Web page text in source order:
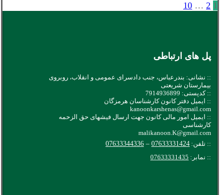
صفحه‌بندی
1
2
…
10
پل های ارتباطی
:: نشانی: بندرعباس، جنب دادسرای عمومی و انقلاب، روبروی
بیمارستان شریعتی
:: کدپستی: 7914936899
:: ایمیل دفتر کانون کارشناسان هرمزگان
kanoonkarshenas@gmail.com
:: ایمیل امور مالی کانون جهت ارسال فیشهای حق الزحمه
کارشناسی
malikanoon.K@gmail.com
:: تلفن: 07633331424
–
07633344336
:: نمابر: 07633331435